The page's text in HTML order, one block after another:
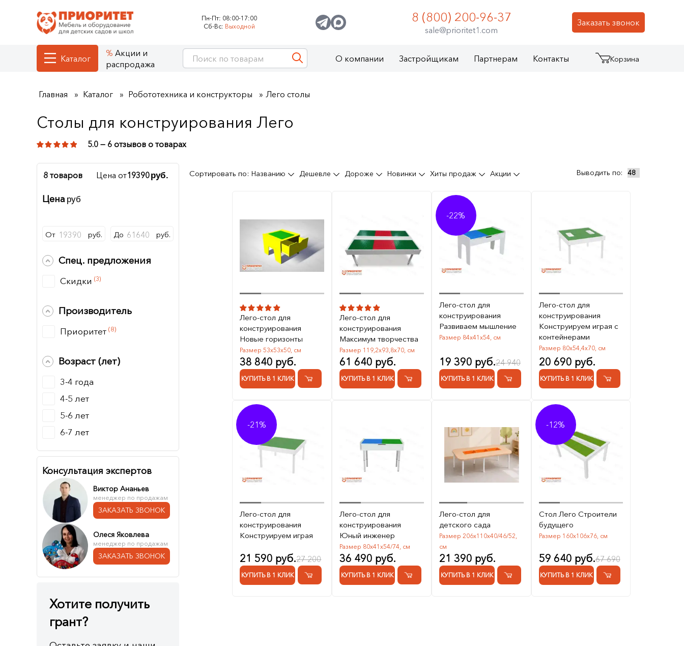
Пн-Пт: 08:00-17:00
Сб-Вс: Выходной Заказать звонок
8 (800) 200-96-37
sale@prioritet1.com
Каталог
Акции и
распродажа
О компании Застройщикам Партнерам Контакты Корзина
Главная Каталог Робототехника и конструкторы Лего столы
Столы для конструирования Лего
5.0 — 6 отзывов о товарах
8 товаров Цена от19390руб.
Цена руб
От руб. До руб.
Спец. предложения
Скидки (3)
Производитель
Приоритет (8)
Возраст (лет)
3-4 года
4-5 лет
5-6 лет
6-7 лет
Консультация экспертов
Виктор Ананьев
менеджер по продажам
ЗАКАЗАТЬ ЗВОНОК
Олеся Яковлева
менеджер по продажам
ЗАКАЗАТЬ ЗВОНОК
Хотите получить
грант?
Сортировать по: Названию Дешевле Дороже Новинки Хиты продаж Акции Выводить по:
Лего-стол для
конструирования
Новые горизонты
Размер 53х53х50, см
38 840 руб.
КУПИТЬ В 1 КЛИК
Лего-стол для
конструирования
Максимум творчества
Размер 119,2х93,8х70, см
61 640 руб.
КУПИТЬ В 1 КЛИК
-22%
Лего-стол для
конструирования
Развиваем мышление
Размер 84х41х54, см
19 390 руб.24 940
КУПИТЬ В 1 КЛИК
Лего-стол для
конструирования
Конструируем играя с
контейнерами
Размер 80х54,4х70, см
20 690 руб.
КУПИТЬ В 1 КЛИК
-21%
Лего-стол для
конструирования
Конструируем играя
21 590 руб.27 200
КУПИТЬ В 1 КЛИК
Лего-стол для
конструирования
Юный инженер
Размер 80х41х54/74, см
36 490 руб.
КУПИТЬ В 1 КЛИК
Лего-стол для
детского сада
Размер 206х110х40/46/52,
см
21 390 руб.
КУПИТЬ В 1 КЛИК
-12%
Стол Лего Строители
будущего
Размер 160x106x76, см
59 640 руб.67 690
КУПИТЬ В 1 КЛИК